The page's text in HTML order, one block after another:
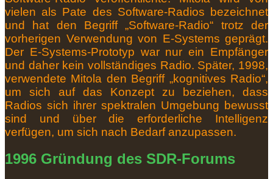
vielen als Pate des Software-Radios bezeichnet
und hat den Begriff „Software-Radio“ trotz der
vorherigen Verwendung von E-Systems geprägt.
Der E-Systems-Prototyp war nur ein Empfänger
und daher kein vollständiges Radio. Später, 1998,
verwendete Mitola den Begriff „kognitives Radio“,
um sich auf das Konzept zu beziehen, dass
Radios sich ihrer spektralen Umgebung bewusst
sind und über die erforderliche Intelligenz
verfügen, um sich nach Bedarf anzupassen.
1996 Gründung des SDR-Forums